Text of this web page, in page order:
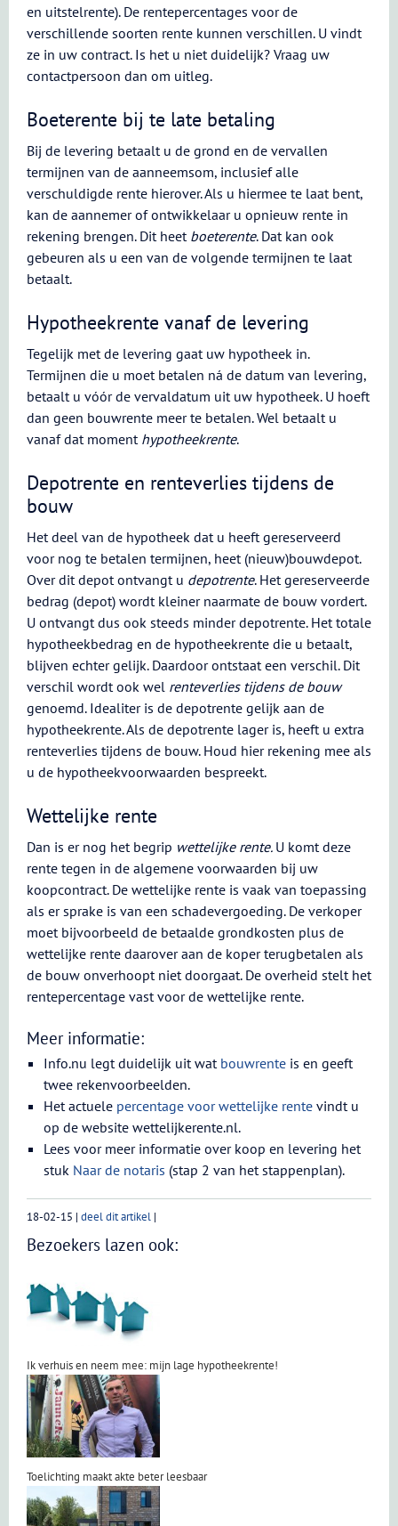
en uitstelrente). De rentepercentages voor de
verschillende soorten rente kunnen verschillen. U vindt
ze in uw contract. Is het u niet duidelijk? Vraag uw
contactpersoon dan om uitleg.
Boeterente bij te late betaling
Bij de levering betaalt u de grond en de vervallen
termijnen van de aanneemsom, inclusief alle
verschuldigde rente hierover. Als u hiermee te laat bent,
kan de aannemer of ontwikkelaar u opnieuw rente in
rekening brengen. Dit heet boeterente. Dat kan ook
gebeuren als u een van de volgende termijnen te laat
betaalt.
Hypotheekrente vanaf de levering
Tegelijk met de levering gaat uw hypotheek in.
Termijnen die u moet betalen ná de datum van levering,
betaalt u vóór de vervaldatum uit uw hypotheek. U hoeft
dan geen bouwrente meer te betalen. Wel betaalt u
vanaf dat moment hypotheekrente.
Depotrente en renteverlies tijdens de
bouw
Het deel van de hypotheek dat u heeft gereserveerd
voor nog te betalen termijnen, heet (nieuw)bouwdepot.
Over dit depot ontvangt u depotrente. Het gereserveerde
bedrag (depot) wordt kleiner naarmate de bouw vordert.
U ontvangt dus ook steeds minder depotrente. Het totale
hypotheekbedrag en de hypotheekrente die u betaalt,
blijven echter gelijk. Daardoor ontstaat een verschil. Dit
verschil wordt ook wel renteverlies tijdens de bouw
genoemd. Idealiter is de depotrente gelijk aan de
hypotheekrente. Als de depotrente lager is, heeft u extra
renteverlies tijdens de bouw. Houd hier rekening mee als
u de hypotheekvoorwaarden bespreekt.
Wettelijke rente
Dan is er nog het begrip wettelijke rente. U komt deze
rente tegen in de algemene voorwaarden bij uw
koopcontract. De wettelijke rente is vaak van toepassing
als er sprake is van een schadevergoeding. De verkoper
moet bijvoorbeeld de betaalde grondkosten plus de
wettelijke rente daarover aan de koper terugbetalen als
de bouw onverhoopt niet doorgaat. De overheid stelt het
rentepercentage vast voor de wettelijke rente.
Meer informatie:
Info.nu legt duidelijk uit wat bouwrente is en geeft
twee rekenvoorbeelden.
Het actuele percentage voor wettelijke rente vindt u
op de website wettelijkerente.nl.
Lees voor meer informatie over koop en levering het
stuk Naar de notaris (stap 2 van het stappenplan).
18-02-15 | deel dit artikel |
Bezoekers lazen ook:
Ik verhuis en neem mee: mijn lage hypotheekrente!
Toelichting maakt akte beter leesbaar